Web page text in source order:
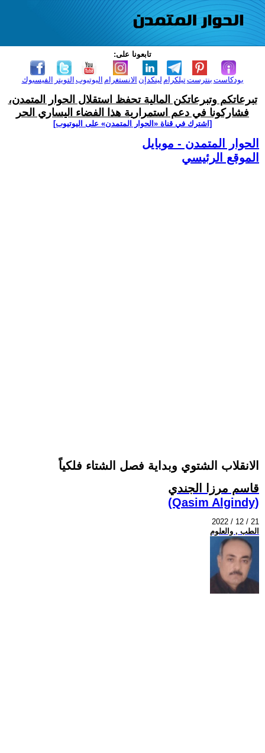
تابعونا على:
الفيسبوك التويتر اليوتيوب الانستغرام لينكدإن تيلكرامبنترست بودكاست
تبرعاتكم وتبرعاتكن المالية تحفظ استقلال الحوار المتمدن،
فشاركونا في دعم استمرارية هذا الفضاء اليساري الحر
[اشترك في قناة ‫«الحوار المتمدن» على اليوتيوب]
الحوار المتمدن - موبايل
الموقع الرئيسي
الانقلاب الشتوي وبداية فصل الشتاء فلكياً
قاسم مرزا الجندي
(Qasim Algindy)
2022 / 12 / 21
الطب , والعلوم